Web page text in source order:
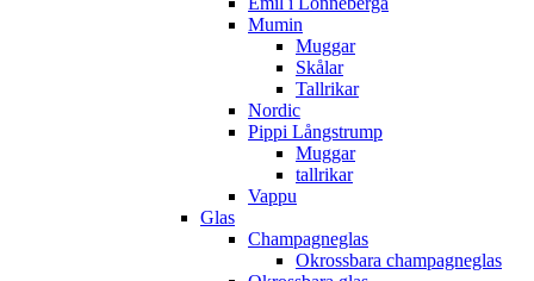
Mumin
Muggar
Skålar
Tallrikar
Nordic
Pippi Långstrump
Muggar
tallrikar
Vappu
Glas
Champagneglas
Okrossbara champagneglas